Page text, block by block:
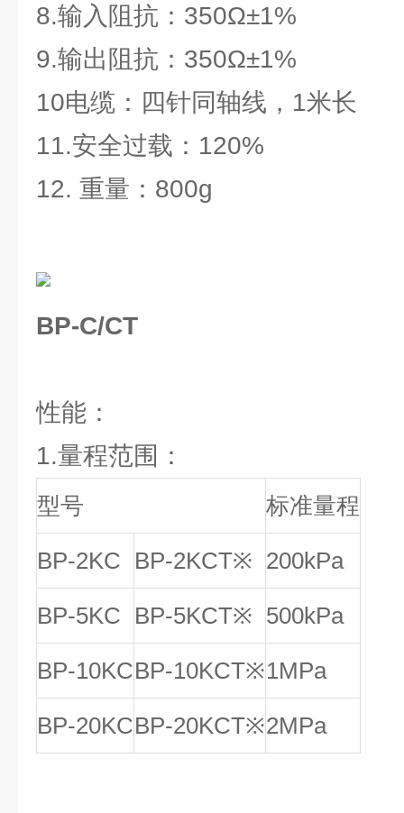
8.输入阻抗：350Ω±1%
9.输出阻抗：350Ω±1%
10电缆：四针同轴线，1米长
11.安全过载：120%
12. 重量：800g
BP-C/CT
性能：
1.量程范围：
型号 标准量程
BP-2KC BP-2KCT※ 200kPa
BP-5KC BP-5KCT※ 500kPa
BP-10KCBP-10KCT※1MPa
BP-20KCBP-20KCT※2MPa